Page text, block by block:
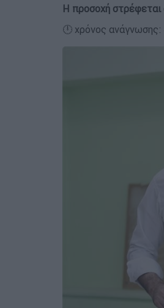
Η προσοχή
🕛 χρόνος